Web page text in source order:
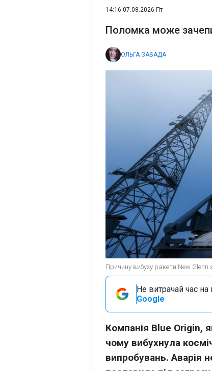
14:16 07.08.2026 Пт
Поломка може
ОЛЬГА ЗАВАДА
Причину вибуху ракети New Glenn
Не витрачай час
Google
Компанія Blue Origin,
чому вибухнула
випробувань. Аварія